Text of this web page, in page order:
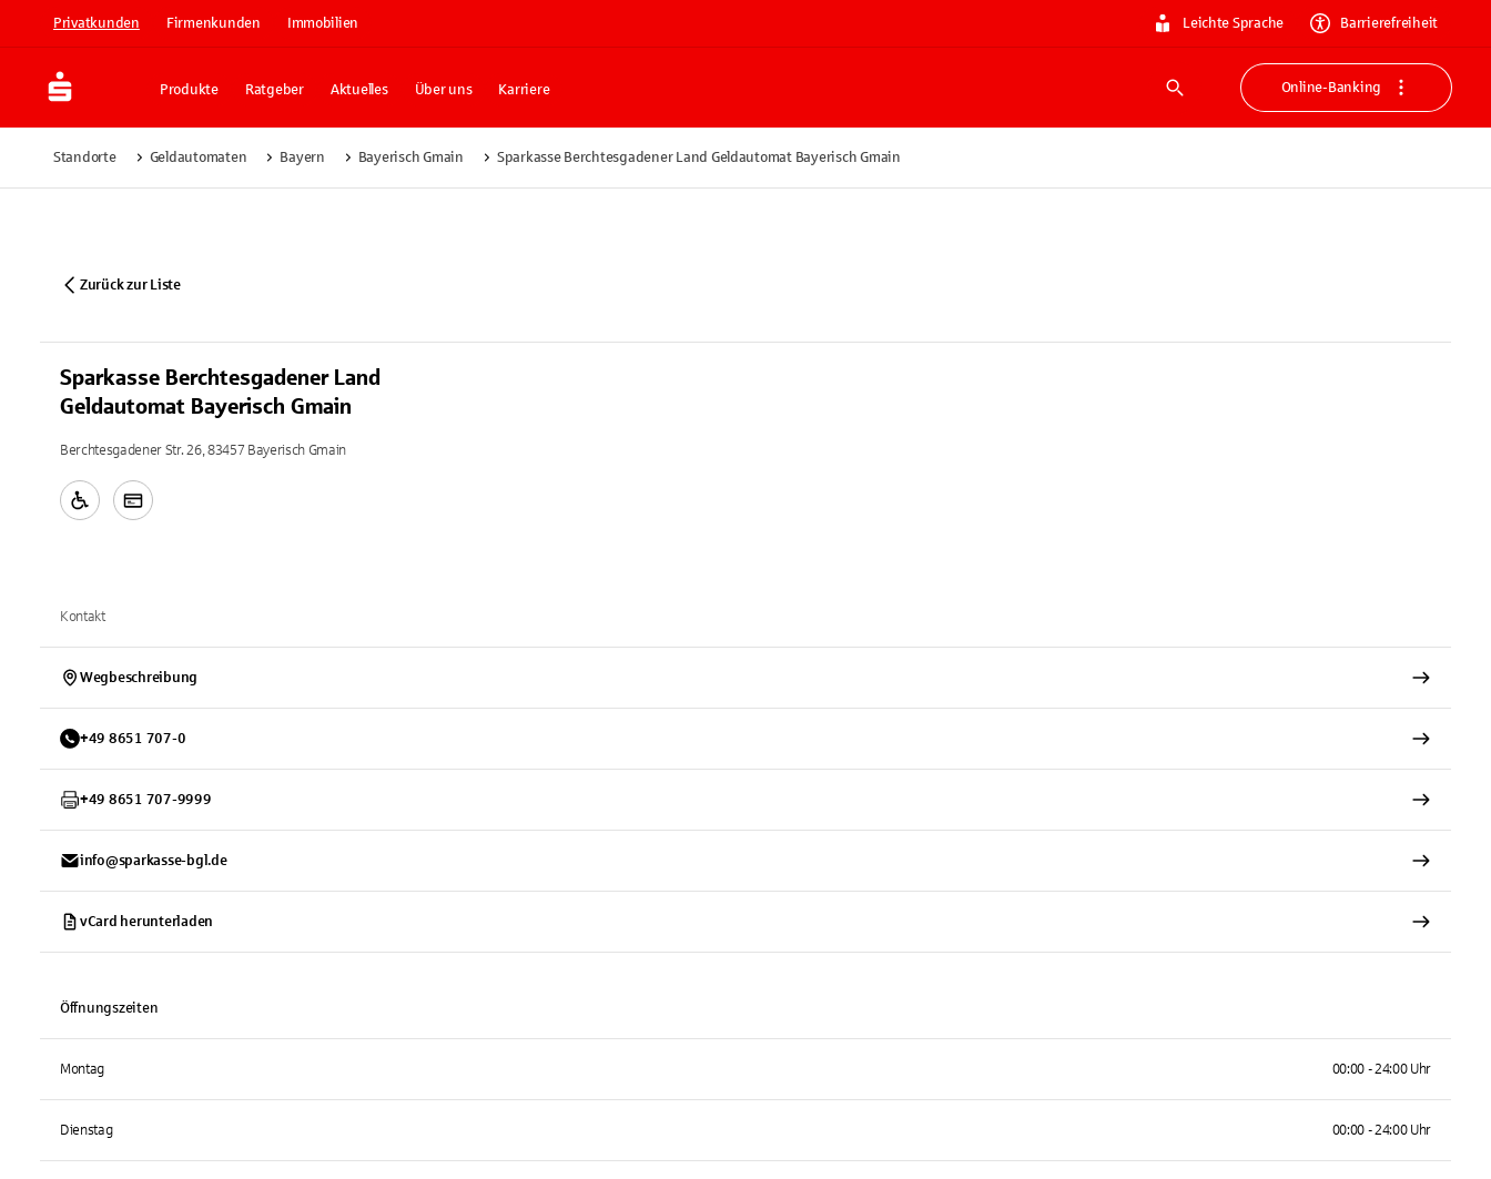
Privatkunden Firmenkunden Immobilien Leichte Sprache Barrierefreiheit
Produkte Ratgeber Aktuelles Über uns Karriere
Suche
Online-Banking
Standorte Geldautomaten Bayern Bayerisch Gmain Sparkasse Berchtesgadener Land Geldautomat Bayerisch Gmain
Zurück zur Liste
Sparkasse Berchtesgadener Land
Geldautomat Bayerisch Gmain
Berchtesgadener Str. 26, 83457 Bayerisch Gmain
Kontakt
Wegbeschreibung
+49 8651 707-0
+49 8651 707-9999
info@sparkasse-bgl.de
vCard herunterladen
Öffnungszeiten
Montag 00:00 - 24:00 Uhr
Dienstag 00:00 - 24:00 Uhr